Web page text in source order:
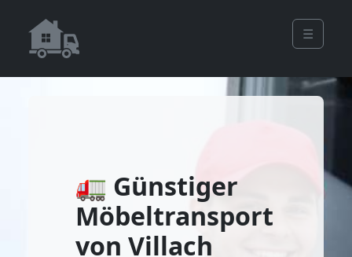
☰
🚛 Günstiger
Möbeltransport
von Villach